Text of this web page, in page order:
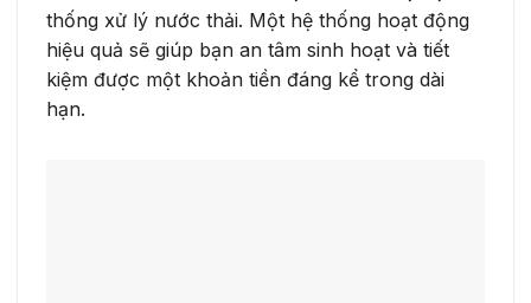
thống xử lý nước thải. Một hệ thống hoạt động
hiệu quả sẽ giúp bạn an tâm sinh hoạt và tiết
kiệm được một khoản tiền đáng kể trong dài
hạn.